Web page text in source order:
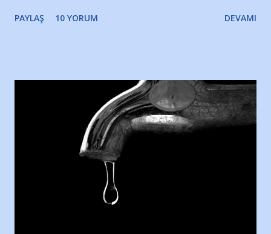
Yazımı, ağlayarak bitirebildim ancak…Kendisinin web
Nesrin’in Hikayesi’ne başlıyorum… 1964 Adana Yüzme
havuzunun kenarında 7 yaşında kara kuru bir kız çocuğu
duruyor. Havuzun içinde Adana Demirspor Kulübü
yüzücüleri. Erkekler çoğunlukta. Küçük kız etrafına bakıyor.
Sadece 4 kız çocuğu var. Nesrin, Adana Demirspor’un 4
kızından biri oluyor o gün…Giriyor havuza. 1973 – 1975
Adana Nesrin, 16 yaşında. Yüzüyor. 7 yaşında girdiği
PAYLAŞ 10 YORUM DEVAMI